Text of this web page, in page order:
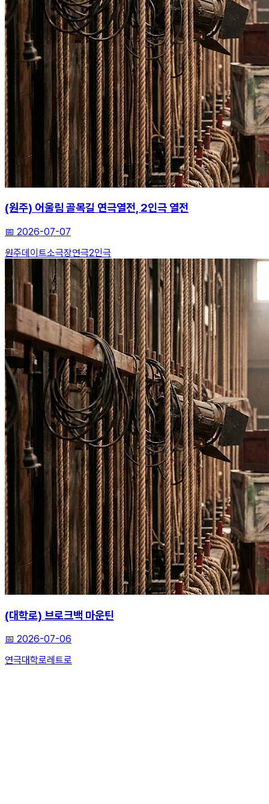
(원주) 어울림 골목길 연극열전, 2인극 열전
📅 2026-07-07
원주데이트소극장연극2인극
(대학로) 브로크백 마운틴
📅 2026-07-06
연극대학로레트로